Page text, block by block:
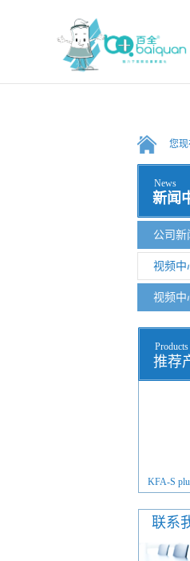
您现
新闻
News
公司新
视频中
视频中
推荐
Products
KFA-S
联系